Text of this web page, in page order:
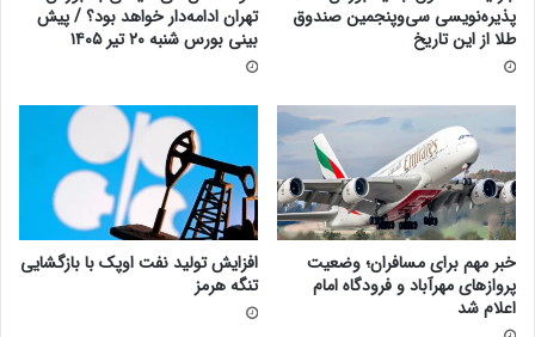
پذیره‌نویسی سی‌وپنجمین صندوق
طلا از این تاریخ
تهران ادامه‌دار خواهد بود؟ / پیش
بینی بورس شنبه ۲۰ تیر ۱۴۰۵
خبر مهم برای مسافران؛ وضعیت
پروازهای مهرآباد و فرودگاه امام
اعلام شد
افزایش تولید نفت اوپک با بازگشایی
تنگه هرمز